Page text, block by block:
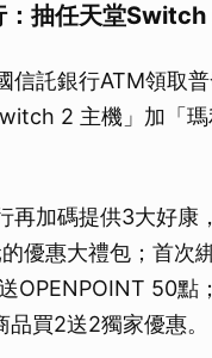
：抽任天堂
信託銀行ATM領取
2 主機」加「瑪
再加碼提供3大好康
優惠大禮包；首次
OPENPOINT 50點
品買2送2獨家優惠。